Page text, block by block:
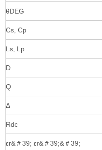
θDEG
Cs, Cp
Ls, Lp
D
Q
Δ
Rdc
εr&＃39; εr&＃39;&＃39;